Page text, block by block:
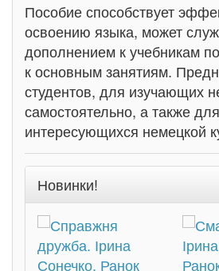
Пособие способствует
освоению языка, может
дополнением к учебникам
к основным занятиям.
студентов, для изучающих
самостоятельно, а также
интересующихся немецкой
Новинки!